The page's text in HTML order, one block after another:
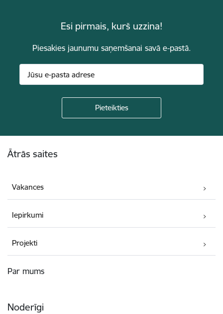
Esi pirmais, kurš uzzina!
Piesakies jaunumu saņemšanai savā e-pastā.
Ātrās saites
Vakances
Iepirkumi
Projekti
Par mums
Noderīgi